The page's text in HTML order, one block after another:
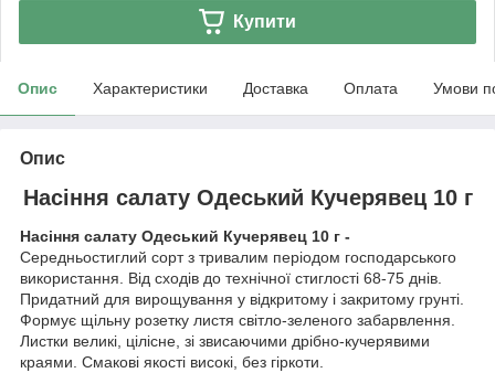
Купити
Опис Характеристики Доставка Оплата Умови
Опис
Насіння салату Одеський Кучерявец 10 г
Насіння салату Одеський Кучерявец 10 г -
Середньостиглий сорт з тривалим періодом господарського
використання. Від сходів до технічної стиглості 68-75 днів.
Придатний для вирощування у відкритому і закритому грунті.
Формує щільну розетку листя світло-зеленого забарвлення.
Листки великі, цілісне, зі звисаючими дрібно-кучерявими
краями. Смакові якості високі, без гіркоти.